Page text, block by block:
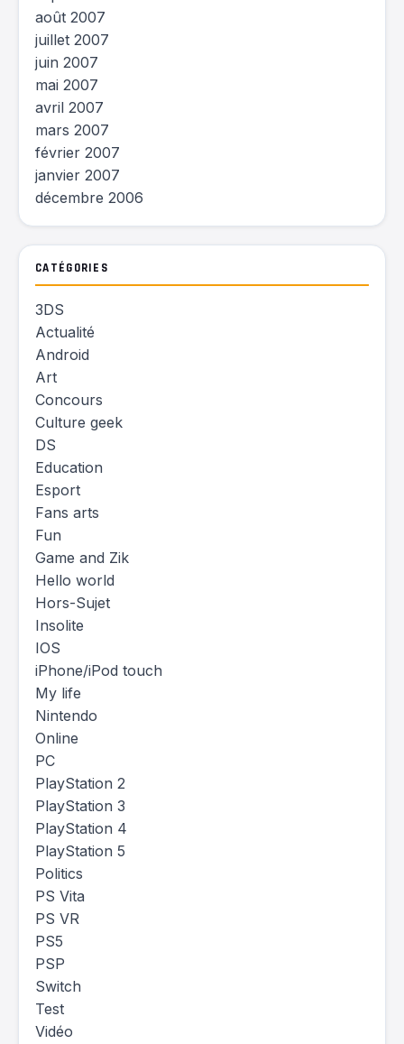
août 2007
juillet 2007
juin 2007
mai 2007
avril 2007
mars 2007
février 2007
janvier 2007
décembre 2006
CATÉGORIES
3DS
Actualité
Android
Art
Concours
Culture geek
DS
Education
Esport
Fans arts
Fun
Game and Zik
Hello world
Hors-Sujet
Insolite
IOS
iPhone/iPod touch
My life
Nintendo
Online
PC
PlayStation 2
PlayStation 3
PlayStation 4
PlayStation 5
Politics
PS Vita
PS VR
PS5
PSP
Switch
Test
Vidéo